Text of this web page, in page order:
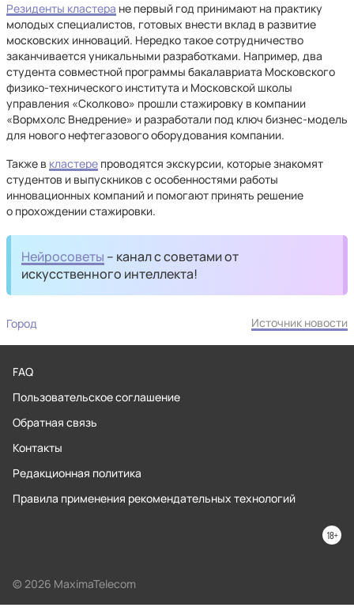
Резиденты кластера не первый год принимают на практику
молодых специалистов, готовых внести вклад в развитие
московских инноваций. Нередко такое сотрудничество
заканчивается уникальными разработками. Например, два
студента совместной программы бакалавриата Московского
физико-технического института и Московской школы
управления «Сколково» прошли стажировку в компании
«Вормхолс Внедрение» и разработали под ключ бизнес-модель
для нового нефтегазового оборудования компании.
Также в кластере проводятся экскурсии, которые знакомят
студентов и выпускников с особенностями работы
инновационных компаний и помогают принять решение
о прохождении стажировки.
Нейросоветы – канал с советами от
искусственного интеллекта!
Город Источник новости
FAQ
Пользовательское соглашение
Обратная связь
Контакты
Редакционная политика
Правила применения рекомендательных технологий
© 2026 MaximaTelecom